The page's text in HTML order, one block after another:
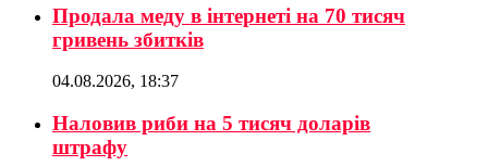
Продала меду в інтернеті на 70 тисяч
гривень збитків
04.08.2026, 18:37
Наловив риби на 5 тисяч доларів
штрафу